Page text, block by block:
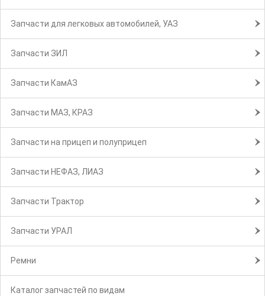
Запчасти для легковых автомобилей, УАЗ
Запчасти ЗИЛ
Запчасти КамАЗ
Запчасти МАЗ, КРАЗ
Запчасти на прицеп и полуприцеп
Запчасти НЕФАЗ, ЛИАЗ
Запчасти Трактор
Запчасти УРАЛ
Ремни
Каталог запчастей по видам